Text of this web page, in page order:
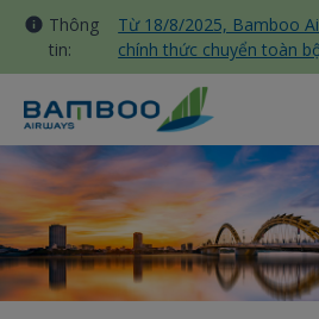
Thông
tin:
Từ 18/8/2025, Bamboo
chính thức chuyển toàn
bay nội địa sang nhà ga
Sơn Nhất
Đà Nẵng - Bamboo